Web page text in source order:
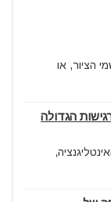
הציור, או
הגדולה